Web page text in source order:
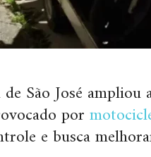
São José
por
e busca